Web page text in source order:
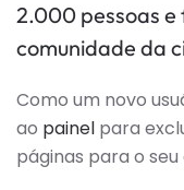
2.000 pessoas e
comunidade da
Como um novo
ao painel para
páginas para o